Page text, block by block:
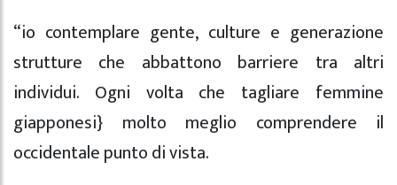
“io contemplare gente, culture e generazione
strutture che abbattono barriere tra altri
individui. Ogni volta che tagliare femmine
giapponesi} molto meglio comprendere il
occidentale punto di vista.